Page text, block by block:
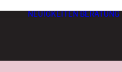
NEUIGKEITEN BERATUNG